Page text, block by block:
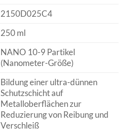
2150D025C4
250 ml
NANO 10-9 Partikel
(Nanometer-Größe)
Bildung einer ultra-dünnen
Schutzschicht auf
Metalloberflächen zur
Reduzierung von Reibung und
Verschleiß